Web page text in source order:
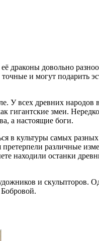
драконы довольно
и могут подарить
У всех древних
гигантские змеи.
а настоящие боги.
в культуры самых
различные
находили останки
и скульпторов.